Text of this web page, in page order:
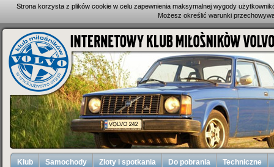
Strona korzysta z plików cookie w celu zapewnienia maksymalnej wygody
Możesz określić warunki
Klub Samochody Zloty i spotkania Do pobrania Techniczne